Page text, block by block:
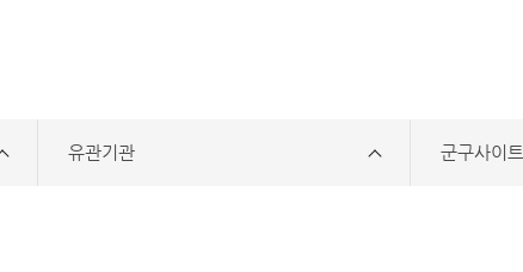
유관기관 군구사이트